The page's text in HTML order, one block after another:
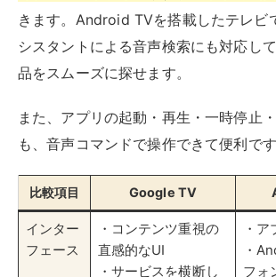
・サービスを横断し
た表示が特徴
フォ
コンテン
・複数の動画サービ
能
ド機能あり
・サ
ホーム画
面
パーソナライズされ
たおすすめコンテン
ツ
ア
心と
示
Android TVと同様の